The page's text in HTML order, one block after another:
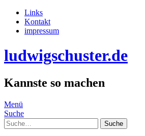
Links
Kontakt
impressum
ludwigschuster.de
Kannste so machen
Menü
Suche
Suche